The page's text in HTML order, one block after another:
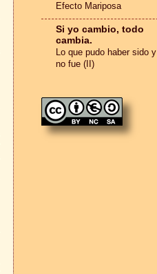
Efecto Mariposa
Si yo cambio, todo
cambia.
Lo que pudo haber sido y
no fue (II)